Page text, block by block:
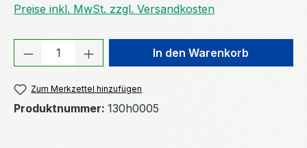
Preise inkl. MwSt. zzgl. Versandkosten
Produkt Anzahl: Gib denIn den Warenkorb
Zum Merkzettel hinzufügen
Produktnummer: 130h0005